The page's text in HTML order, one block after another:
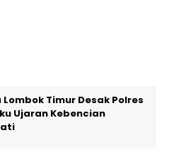
Timur Desak Polres
Ujaran Kebencian